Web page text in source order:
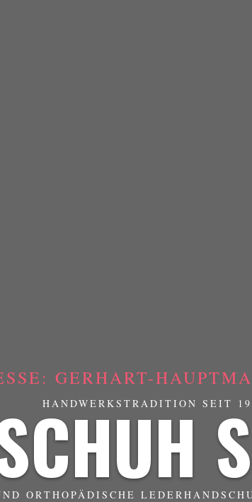
GERHART-
HANDWERKSTRADITION SEIT
ORTHOPÄDISCHE